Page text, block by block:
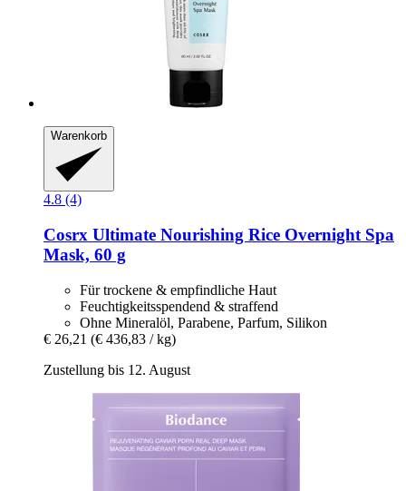
Warenkorb
4.8 (4)
Cosrx Ultimate Nourishing Rice Overnight Spa
Mask, 60 g
Für trockene & empfindliche Haut
Feuchtigkeitsspendend & straffend
Ohne Mineralöl, Parabene, Parfum, Silikon
€ 26,21 (€ 436,83 / kg)
Zustellung bis 12. August